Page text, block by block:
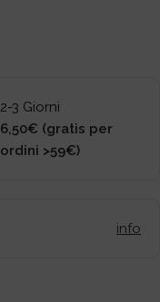
2-3 Giorni
6,50€ (gratis per
ordini >59€)
info